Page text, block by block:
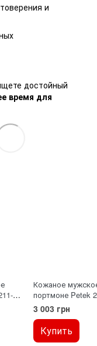
и
достойный
время для
Кожаное
портмоне Petek
041-01
3 003 грн
Купить